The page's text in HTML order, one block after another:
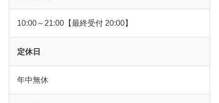
10:00～21:00【最終受付 20:00】
定休日
年中無休